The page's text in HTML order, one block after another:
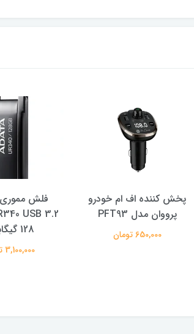
پخش کننده اف ام خودرو
پرووان مدل PFT93
650,000 تومان
فلش مموری
128 گیگابایت
3,100,000 تومان